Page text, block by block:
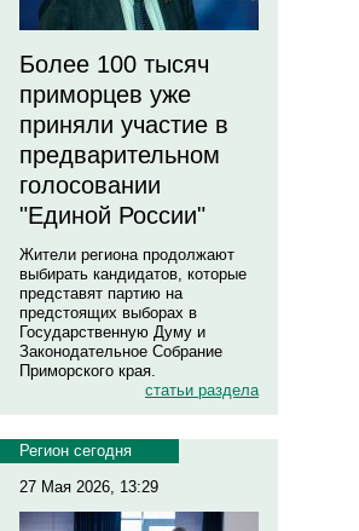
Более 100 тысяч
приморцев уже
приняли участие в
предварительном
голосовании
"Единой России"
Жители региона продолжают
выбирать кандидатов, которые
представят партию на
предстоящих выборах в
Государственную Думу и
Законодательное Собрание
Приморского края.
статьи раздела
Регион сегодня
27 Мая 2026, 13:29